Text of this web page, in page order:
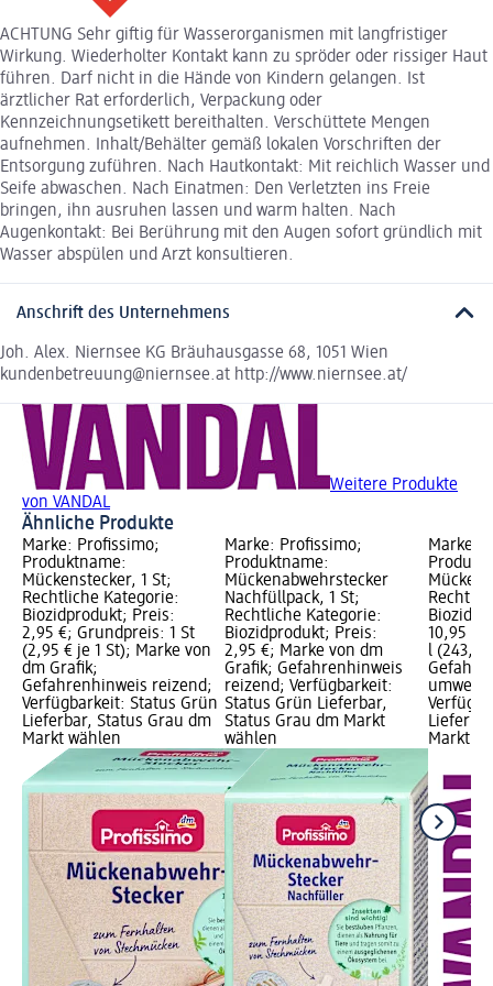
ACHTUNG Sehr giftig für Wasserorganismen mit langfristiger
Wirkung. Wiederholter Kontakt kann zu spröder oder rissiger Haut
führen. Darf nicht in die Hände von Kindern gelangen. Ist
ärztlicher Rat erforderlich, Verpackung oder
Kennzeichnungsetikett bereithalten. Verschüttete Mengen
aufnehmen. Inhalt/Behälter gemäß lokalen Vorschriften der
Entsorgung zuführen. Nach Hautkontakt: Mit reichlich Wasser und
Seife abwaschen. Nach Einatmen: Den Verletzten ins Freie
bringen, ihn ausruhen lassen und warm halten. Nach
Augenkontakt: Bei Berührung mit den Augen sofort gründlich mit
Wasser abspülen und Arzt konsultieren.
Anschrift des Unternehmens
Joh. Alex. Niernsee KG Bräuhausgasse 68, 1051 Wien
kundenbetreuung@niernsee.at http://www.niernsee.at/
Weitere Produkte
von VANDAL
Ähnliche Produkte
Marke: Profissimo;
Produktname:
Mückenstecker, 1 St;
Rechtliche Kategorie:
Biozidprodukt; Preis:
2,95 €; Grundpreis: 1 St
(2,95 € je 1 St); Marke von
dm Grafik;
Gefahrenhinweis reizend;
Verfügbarkeit: Status Grün
Lieferbar, Status Grau dm
Markt wählen
Marke: Profissimo;
Produktname:
Mückenabwehrstecker
Nachfüllpack, 1 St;
Rechtliche Kategorie:
Biozidprodukt; Preis:
2,95 €; Marke von dm
Grafik; Gefahrenhinweis
reizend; Verfügbarkeit:
Status Grün Lieferbar,
Status Grau dm Markt
wählen
Marke:
10,95 €;
l
Markt